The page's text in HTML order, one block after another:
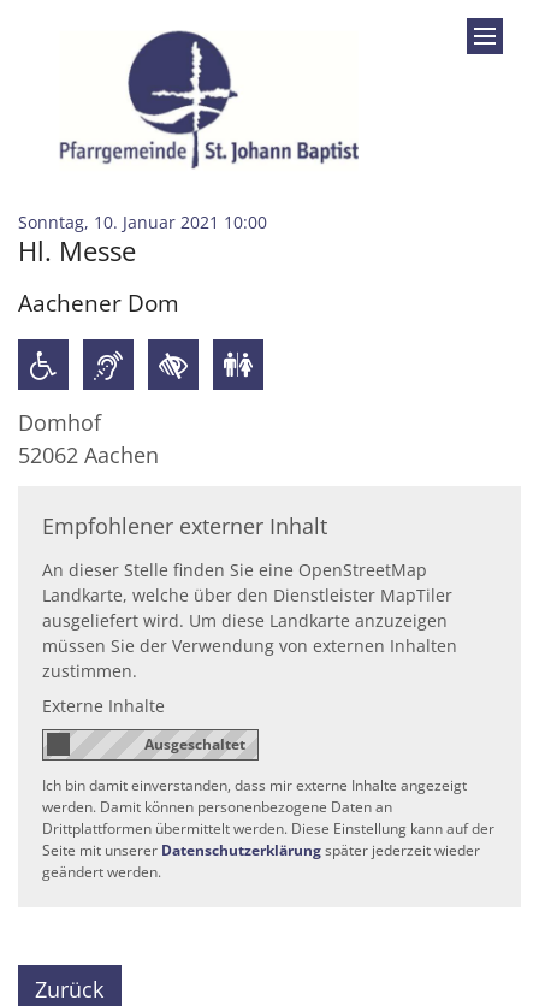
Sonntag, 10. Januar 2021 10:00:
Hl. Messe
Aachener Dom
Domhof
52062 Aachen
Empfohlener externer Inhalt
An dieser Stelle finden Sie eine OpenStreetMap
Landkarte, welche über den Dienstleister MapTiler
ausgeliefert wird. Um diese Landkarte anzuzeigen
müssen Sie der Verwendung von externen Inhalten
zustimmen.
Externe Inhalte
Ich bin damit einverstanden, dass mir externe Inhalte angezeigt
werden. Damit können personenbezogene Daten an
Drittplattformen übermittelt werden. Diese Einstellung kann auf der
Seite mit unserer Datenschutzerklärungspäter jederzeit wieder
geändert werden.
Zurück